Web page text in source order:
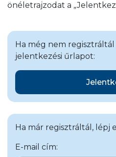
önéletrajzodat a
Ha még nem
jelentkezési űrlapot:
Ha már regisztráltál, lépj
E-mail cím: